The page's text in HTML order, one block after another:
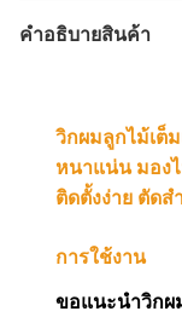
คำอธิบายสินค้า
วิกผมลูกไม้เต็
หนาแน่น มอง
ติดตั้งง่าย ตัดส
การใช้งาน
ขอแนะนำวิกผ